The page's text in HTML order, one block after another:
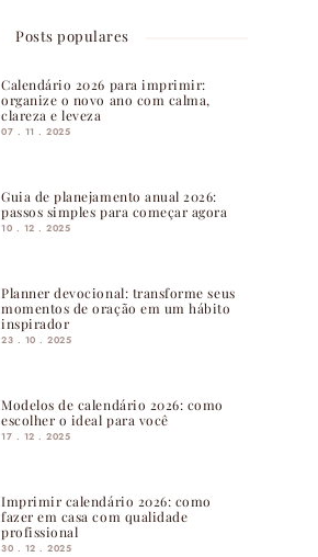
Posts populares
Calendário 2026 para imprimir:
organize o novo ano com calma,
clareza e leveza
07 . 11 . 2025
Guia de planejamento anual 2026:
passos simples para começar agora
10 . 12 . 2025
Planner devocional: transforme seus
momentos de oração em um hábito
inspirador
23 . 10 . 2025
Modelos de calendário 2026: como
escolher o ideal para você
17 . 12 . 2025
Imprimir calendário 2026: como
fazer em casa com qualidade
profissional
30 . 12 . 2025